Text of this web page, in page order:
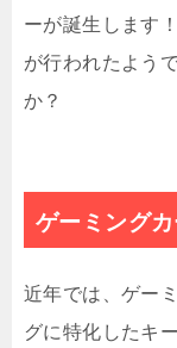
ーが誕生します
が行われたよう
か？
ゲーミング
近年では、ゲー
グに特化したキ